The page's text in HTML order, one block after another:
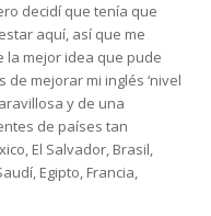
decidí que tenía que
aquí, así que me
la mejor idea que pude
mejorar mi inglés ‘nivel
y de una
de países tan
El Salvador, Brasil,
Egipto, Francia,